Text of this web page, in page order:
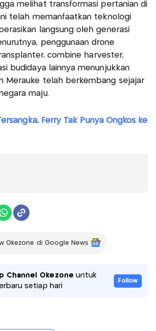
melihat transformasi pertanian di
telah memanfaatkan teknologi
langsung oleh generasi
penggunaan drone
combine harvester,
budidaya lainnya menunjukkan
Merauke telah berkembang sejajar
maju.
Ferry Tak Punya Ongkos ke
Okezone di Google News
Channel Okezone untuk
setiap hari
Follow